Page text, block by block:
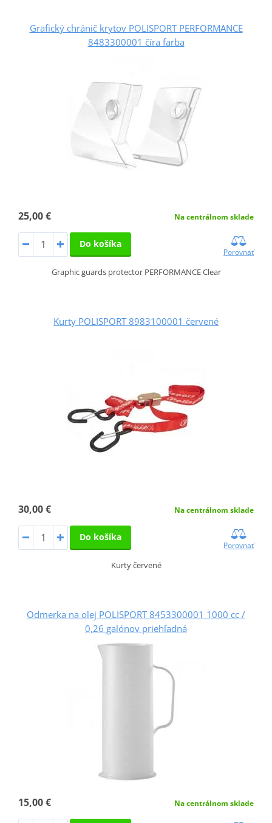
Grafický chránič krytov POLISPORT PERFORMANCE
8483300001 číra farba
25,00 € Na centrálnom sklade
Do košíka
Porovnať
Graphic guards protector PERFORMANCE Clear
Kurty POLISPORT 8983100001 červené
30,00 € Na centrálnom sklade
Do košíka
Porovnať
Kurty červené
Odmerka na olej POLISPORT 8453300001 1000 cc /
0,26 galónov priehľadná
15,00 € Na centrálnom sklade